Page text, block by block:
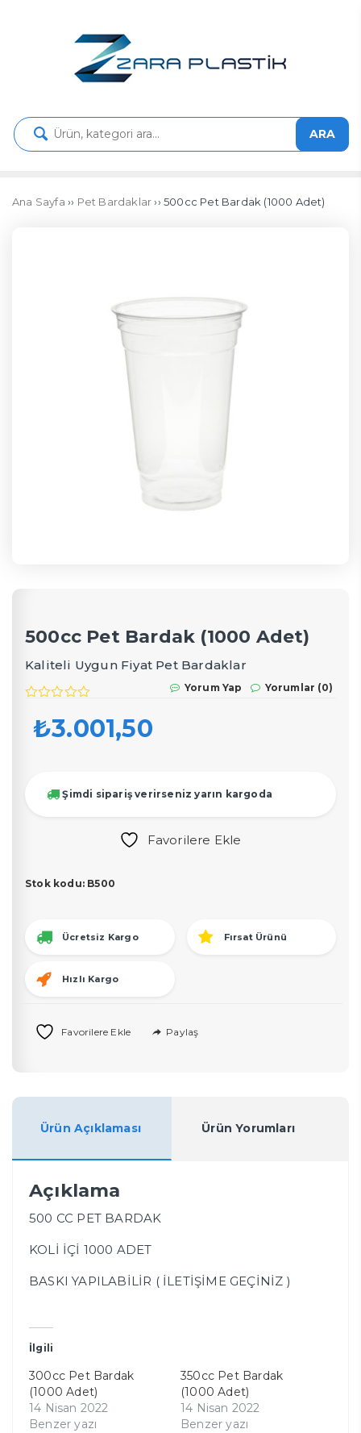
ARA
Ana Sayfa ›› Pet Bardaklar›› 500cc Pet Bardak (1000 Adet)
500cc Pet Bardak (1000 Adet)
Kaliteli Uygun Fiyat Pet Bardaklar
Yorum Yap Yorumlar (0)
₺3.001,50
Şimdi sipariş verirseniz yarın kargoda
Favorilere Ekle
Stok kodu: B500
Ücretsiz Kargo Fırsat Ürünü
Hızlı Kargo
Favorilere Ekle Paylaş
Ürün Açıklaması Ürün Yorumları
Açıklama
500 CC PET BARDAK
KOLİ İÇİ 1000 ADET
BASKI YAPILABİLİR ( İLETİŞİME GEÇİNİZ )
İlgili
300cc Pet Bardak
(1000 Adet)
14 Nisan 2022
Benzer yazı
350cc Pet Bardak
(1000 Adet)
14 Nisan 2022
Benzer yazı